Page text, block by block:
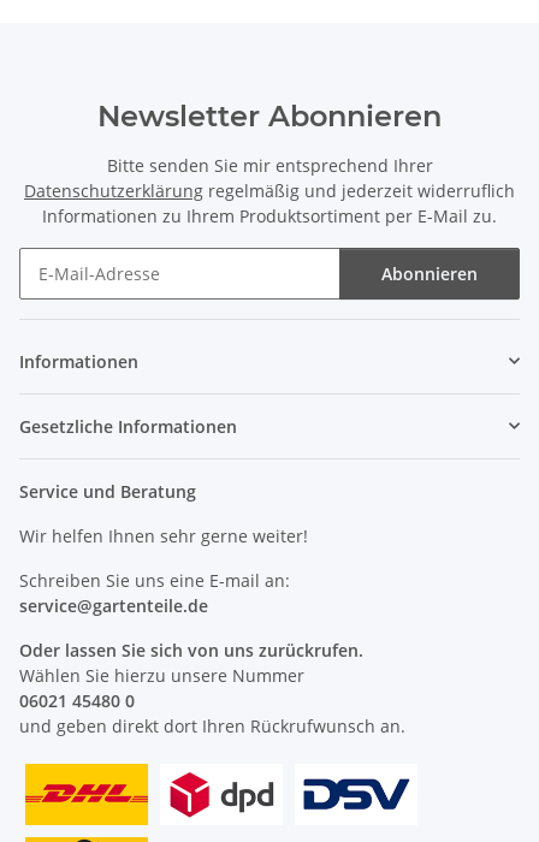
Newsletter Abonnieren
Bitte senden Sie mir entsprechend Ihrer
Datenschutzerklärung regelmäßig und jederzeit widerruflich
Informationen zu Ihrem Produktsortiment per E-Mail zu.
Abonnieren
Informationen
Gesetzliche Informationen
Service und Beratung
Wir helfen Ihnen sehr gerne weiter!
Schreiben Sie uns eine E-mail an:
service@gartenteile.de
Oder lassen Sie sich von uns zurückrufen.
Wählen Sie hierzu unsere Nummer
06021 45480 0
und geben direkt dort Ihren Rückrufwunsch an.